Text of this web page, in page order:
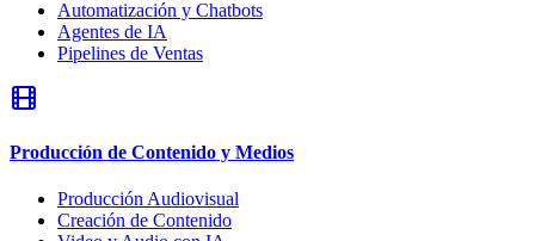
Automatización y Chatbots
Agentes de IA
Pipelines de Ventas
Producción de Contenido y Medios
Producción Audiovisual
Creación de Contenido